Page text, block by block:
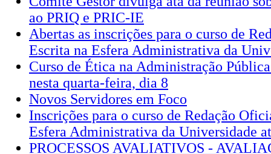
ao PRIQ e PRIC-IE
Abertas as inscrições para o curso de
Escrita na Esfera Administrativa da
Curso de Ética na Administração
nesta quarta-feira, dia 8
Novos Servidores em Foco
Inscrições para o curso de Redação
Esfera Administrativa da Universidade
PROCESSOS AVALIATIVOS -